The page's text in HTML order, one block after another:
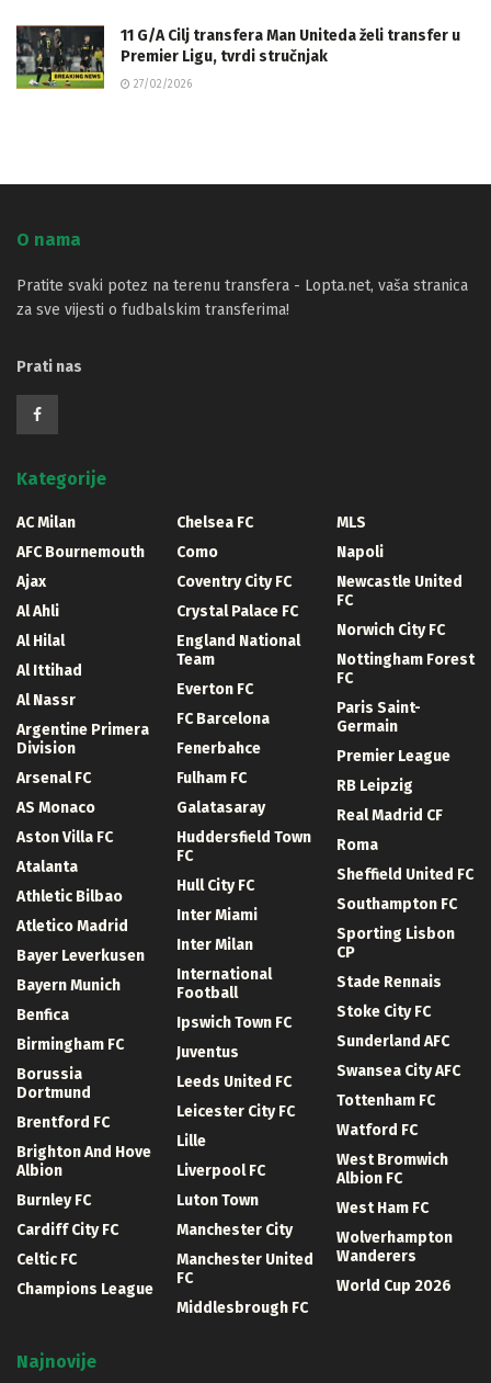
11 G/A Cilj transfera Man Uniteda želi transfer u
Premier Ligu, tvrdi stručnjak
27/02/2026
O nama
Pratite svaki potez na terenu transfera - Lopta.net, vaša stranica
za sve vijesti o fudbalskim transferima!
Prati nas
Kategorije
AC Milan
AFC Bournemouth
Ajax
Al Ahli
Al Hilal
Al Ittihad
Al Nassr
Argentine Primera
Division
Arsenal FC
AS Monaco
Aston Villa FC
Atalanta
Athletic Bilbao
Atletico Madrid
Bayer Leverkusen
Bayern Munich
Benfica
Birmingham FC
Borussia
Dortmund
Brentford FC
Brighton And Hove
Albion
Burnley FC
Cardiff City FC
Celtic FC
Champions League
Chelsea FC
Como
Coventry City FC
Crystal Palace FC
England National
Team
Everton FC
FC Barcelona
Fenerbahce
Fulham FC
Galatasaray
Huddersfield Town
FC
Hull City FC
Inter Miami
Inter Milan
International
Football
Ipswich Town FC
Juventus
Leeds United FC
Leicester City FC
Lille
Liverpool FC
Luton Town
Manchester City
Manchester United
FC
Middlesbrough FC
MLS
Napoli
Newcastle United
FC
Norwich City FC
Nottingham Forest
FC
Paris Saint-
Germain
Premier League
RB Leipzig
Real Madrid CF
Roma
Sheffield United FC
Southampton FC
Sporting Lisbon
CP
Stade Rennais
Stoke City FC
Sunderland AFC
Swansea City AFC
Tottenham FC
Watford FC
West Bromwich
Albion FC
West Ham FC
Wolverhampton
Wanderers
World Cup 2026
Najnovije